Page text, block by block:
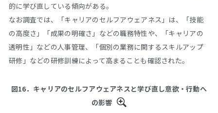
的に学び直している傾向がある。
なお調査では、「キャリアのセルフアウェアネス」は、「技能
の高度さ」「成果の明確さ」などの職務特性や、「キャリアの
透明性」などの人事管理、「個別の業務に関するスキルアップ
研修」などの研修訓練によって高まることも確認された。
図16．キャリアのセルフアウェアネスと学び直し意欲・行動へ
の影響